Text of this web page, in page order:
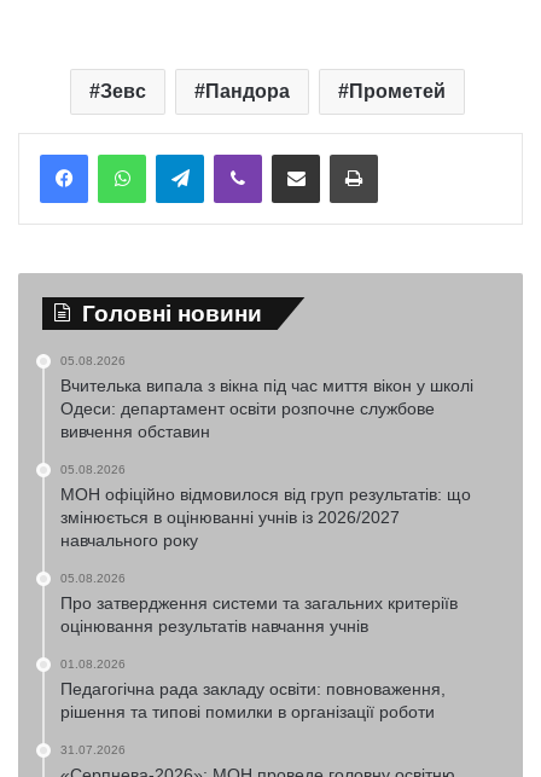
Зевс Пандора Прометей
TelegramViber Надіслати електронною поштоюНадрукувати
Головні новини
05.08.2026
Вчителька випала з вікна під час миття вікон у школі
Одеси: департамент освіти розпочне службове
вивчення обставин
05.08.2026
МОН офіційно відмовилося від груп результатів: що
змінюється в оцінюванні учнів із 2026/2027
навчального року
05.08.2026
Про затвердження системи та загальних критеріїв
оцінювання результатів навчання учнів
01.08.2026
Педагогічна рада закладу освіти: повноваження,
рішення та типові помилки в організації роботи
31.07.2026